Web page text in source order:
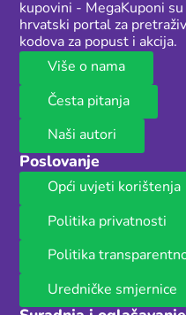
kupovini - MegaKuponi su
hrvatski portal za
kodova za popust i akcija.
Više o nama
Česta pitanja
Naši autori
Poslovanje
Opći uvjeti korištenja
Politika privatnosti
Politika
Uredničke smjernice